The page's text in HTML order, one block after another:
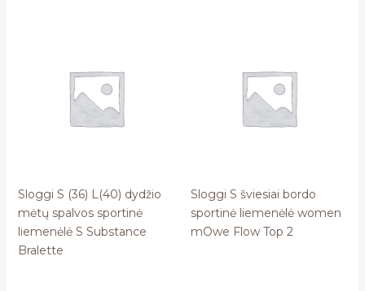
Sloggi S (36) L(40) dydžio
mėtų spalvos sportinė
liemenėlė S Substance
Bralette
Sloggi S šviesiai bordo
sportinė liemenėlė women
mOwe Flow Top 2